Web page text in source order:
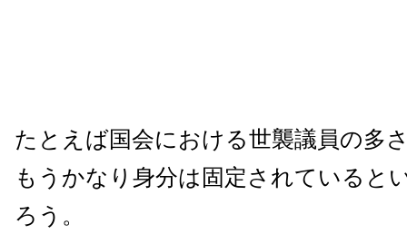
たとえば国会における世襲議員の多
もうかなり身分は固定されていると
ろう。